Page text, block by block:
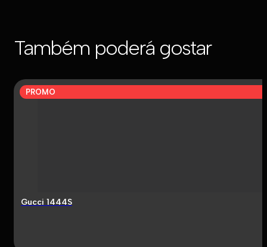
Também poderá gostar
PROMO
Gucci 1444S